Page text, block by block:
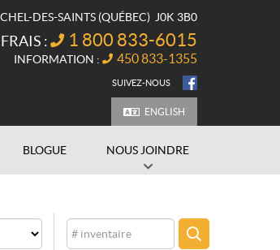
DES-SAINTS (QUÉBEC) J0K 3B0
: 1 800 833-6015
INFORMATION : 450 833-1355
SUIVEZ-NOUS
ENGLISH
BLOGUE NOUS JOINDRE
CHERCHER